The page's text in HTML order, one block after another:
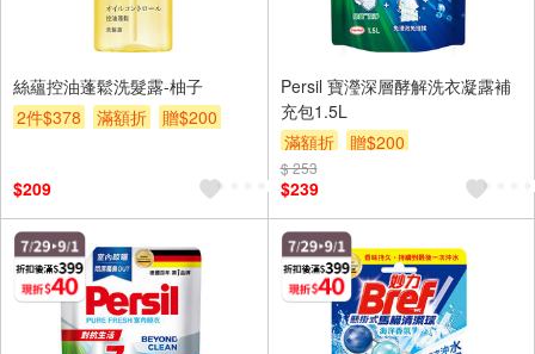
絲蘊控油蓬鬆洗髮露-柚子
2件$378
滿額折 贈$200
$209
Persil 寶瀅深層酵解洗衣凝露補
充包1.5L
滿額折
贈$200
$ 253
$239